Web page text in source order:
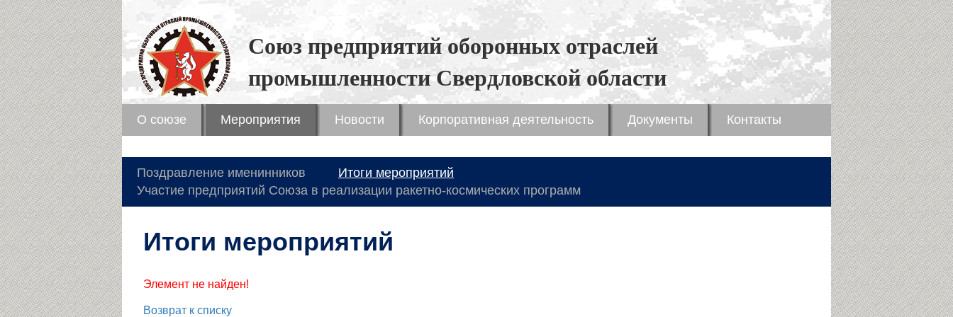
Союз предприятий оборонных отраслей
промышленности Свердловской области
О союзе Мероприятия Новости Корпоративная деятельность Документы Контакты
Поздравление именинников
Итоги мероприятий
Участие предприятий Союза в реализации ракетно-космических программ
Итоги мероприятий
Элемент не найден!
Возврат к списку